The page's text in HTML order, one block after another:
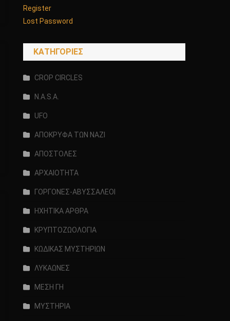
Register
Lost Password
KΑΤΗΓΟΡΊΕΣ
CROP CIRCLES
N.A.S.A.
UFO
ΑΠΟΚΡΥΦΑ ΤΩΝ ΝΑΖΙ
ΑΠΟΣΤΟΛΕΣ
ΑΡΧΑΙΟΤΗΤΑ
ΓΟΡΓΟΝΕΣ-ΑΒΥΣΣΑΛΕΟΙ
ΗΧΗΤΙΚΑ ΑΡΘΡΑ
ΚΡΥΠΤΟΖΩΟΛΟΓΙΑ
ΚΩΔΙΚΑΣ ΜΥΣΤΗΡΙΩΝ
ΛΥΚΑΩΝΕΣ
ΜΕΣΗ ΓΗ
ΜΥΣΤΗΡΙΑ